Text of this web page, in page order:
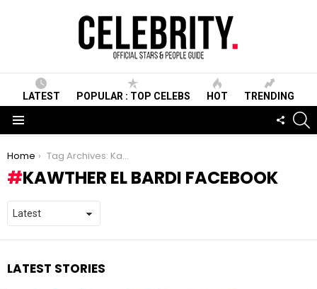
LATEST POPULAR : TOP CELEBS HOT TRENDING
You are here:
Home Tag Archives: Kawther El Bardi Facebook
KAWTHER EL BARDI FACEBOOK
LATEST STORIES